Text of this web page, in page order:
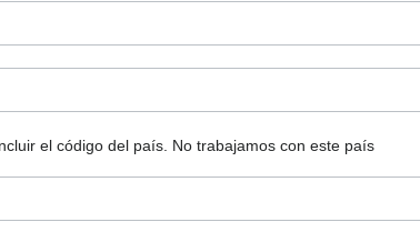
el código del país. No trabajamos con este país